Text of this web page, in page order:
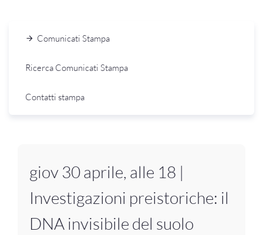
Comunicati Stampa
Ricerca Comunicati Stampa
Contatti stampa
giov 30 aprile, alle 18 |
Investigazioni preistoriche: il
DNA invisibile del suolo